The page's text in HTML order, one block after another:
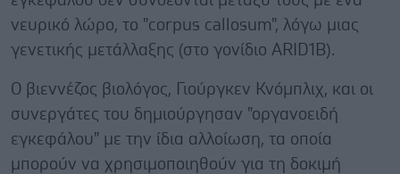
νευρικό λώρο, το "corpus callosum", λόγω μιας
γενετικής μετάλλαξης (στο γονίδιο ARID1B).
Ο βιεννέζος βιολόγος, Γιούργκεν Κνόμπλιχ, και οι
συνεργάτες του δημιούργησαν "οργανοειδή
εγκεφάλου" με την ίδια αλλοίωση, τα οποία
μπορούν να χρησιμοποιηθούν για τη δοκιμή